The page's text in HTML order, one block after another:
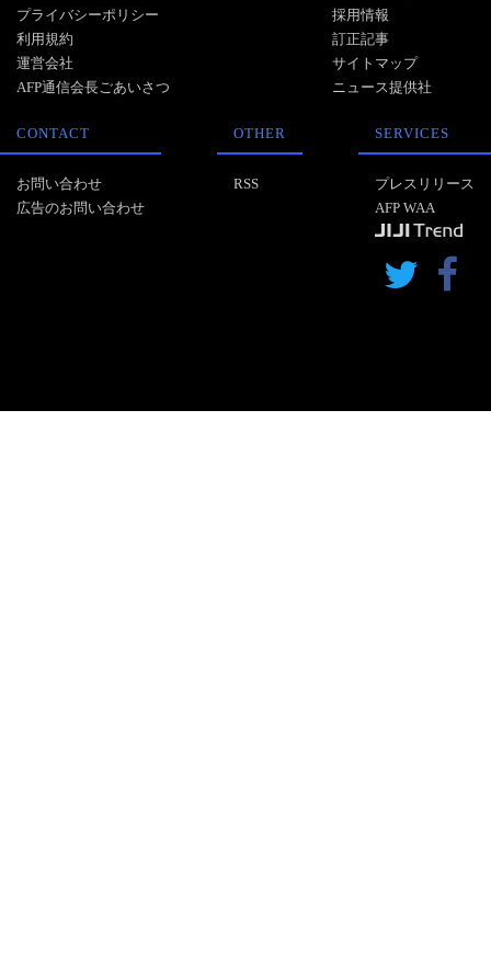
プライバシーポリシー
利用規約
運営会社
AFP通信会長ごあいさつ
採用情報
訂正記事
サイトマップ
ニュース提供社
CONTACT
お問い合わせ
広告のお問い合わせ
OTHER
RSS
SERVICES
プレスリリース
AFP WAA